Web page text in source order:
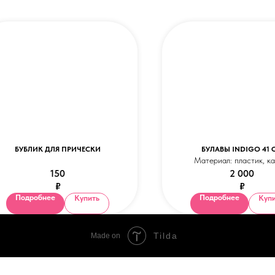
БУБЛИК ДЛЯ ПРИЧЕСКИ
150
₽
Подробнее Купить
БУЛАВЫ INDIGO 41
Материал: пластик,
Цвет: черный и
Размер: 41 см
Оттенки изделия в каталоге
отличаться от цвета в
2 000
₽
Подробнее
Made on Tilda